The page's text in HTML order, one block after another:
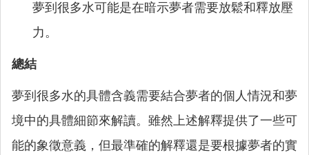
夢到很多水可能是在暗示夢者需要放鬆和釋放壓
力。
總結
夢到很多水的具體含義需要結合夢者的個人情況和夢
境中的具體細節來解讀。雖然上述解釋提供了一些可
能的象徵意義，但最準確的解釋還是要根據夢者的實